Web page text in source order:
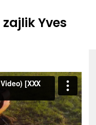
TÁJÉKOZTATÓ
Yves